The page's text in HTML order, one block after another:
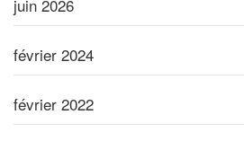
juin 2026
février 2024
février 2022